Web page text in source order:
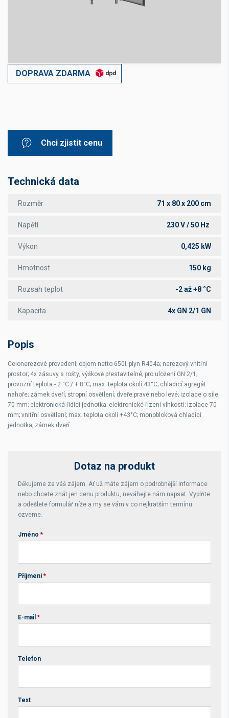
DOPRAVA ZDARMA
Chci zjistit cenu
Technická data
Rozměr 71 x 80 x 200 cm
Napětí 230 V / 50 Hz
Výkon 0,425 kW
Hmotnost 150 kg
Rozsah teplot -2 až +8 °C
Kapacita 4x GN 2/1 GN
Popis
Celonerezové provedení; objem netto 650l; plyn R404a; nerezový vnitřní
prostor; 4x zásuvy s rošty, výškově přestavitelné; pro uložení GN 2/1;
provozní teplota - 2 °C / + 8°C; max. teplota okolí 43°C; chladicí agregát
nahoře; zámek dveří; stropní osvětlení; dveře pravé nebo levé; izolace o síle
70 mm; elektronická řídící jednotka; elektronické řízení vlhkosti; izolace 70
mm; vnitřní osvětlení; max. teplota okolí +43°C; monobloková chladící
jednotka; zámek dveří.
Dotaz na produkt
Děkujeme za váš zájem. Ať už máte zájem o podrobnější informace
nebo chcete znát jen cenu produktu, neváhejte nám napsat. Vyplňte
a odešlete formulář níže a my se vám v co nejkratším termínu
ozveme.
Jméno *
Příjmení *
E-mail *
Telefon
Text